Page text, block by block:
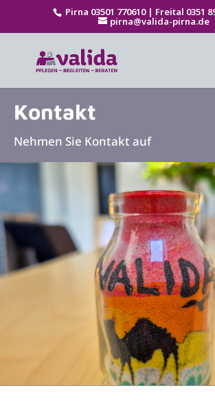
Pirna 03501 770610 | Freital 0351
pirna@valida-pirna.de
Kontakt
Nehmen Sie Kontakt auf